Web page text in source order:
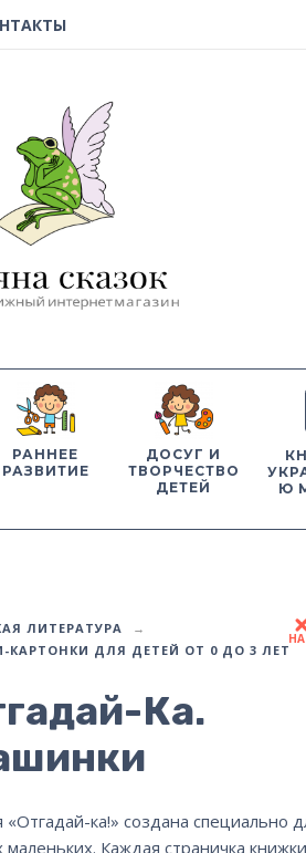
РАННЕЕ
РАЗВИТИЕ
ДОСУГ И
ТВОРЧЕСТВО
ДЕТЕЙ
Ю
ЛИТЕРАТУРА
КАРТОНКИ ДЛЯ ДЕТЕЙ ОТ 0 ДО 3 ЛЕТ
Ка.
«Отгадай-ка!» создана специально
маленьких. Каждая страничка